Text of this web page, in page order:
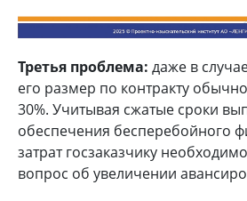
Третья проблема: даже в
его размер по контракту
30%. Учитывая сжатые сроки
обеспечения бесперебойного
затрат госзаказчику
вопрос об увеличении